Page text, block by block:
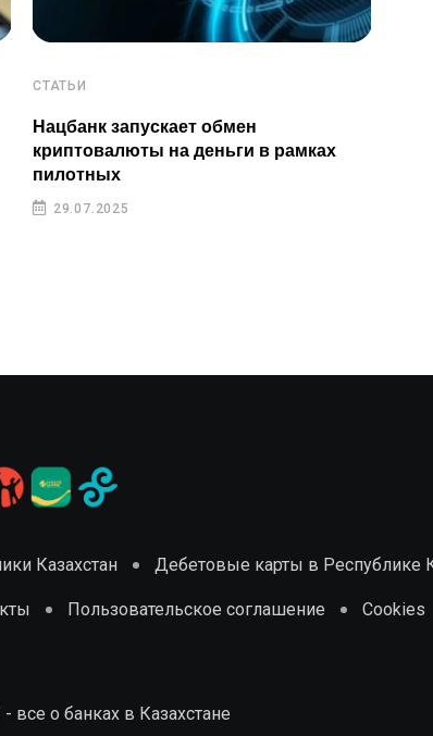
СТАТЬИ
Нацбанк запускает обмен
криптовалюты на деньги в рамках
пилотных
29.07.2025
Казахстан Дебетовые карты в Республике
Пользовательское соглашение Cookies
все о банках в Казахстане